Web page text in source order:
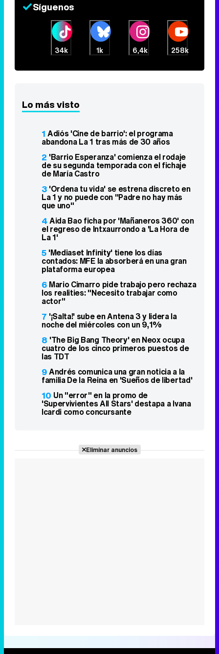
Síguenos
34k 1k 6,4k 258k
Lo más visto
1 Adiós 'Cine de barrio': el programa
abandona La 1 tras más de 30 años
2 'Barrio Esperanza' comienza el rodaje
de su segunda temporada con el fichaje
de María Castro
3 'Ordena tu vida' se estrena discreto en
La 1 y no puede con "Padre no hay más
que uno"
4Aida Bao ficha por 'Mañaneros 360' con
el regreso de Intxaurrondo a 'La Hora de
La 1'
5 'Mediaset Infinity' tiene los días
contados: MFE la absorberá en una gran
plataforma europea
6 Mario Cimarro pide trabajo pero rechaza
los realities: "Necesito trabajar como
actor"
7 '¡Salta!' sube en Antena 3 y lidera la
noche del miércoles con un 9,1%
8 'The Big Bang Theory' en Neox ocupa
cuatro de los cinco primeros puestos de
las TDT
9Andrés comunica una gran noticia a la
familia De la Reina en 'Sueños de libertad'
10 Un "error" en la promo de
'Supervivientes All Stars' destapa a Ivana
Icardi como concursante
Eliminar anuncios